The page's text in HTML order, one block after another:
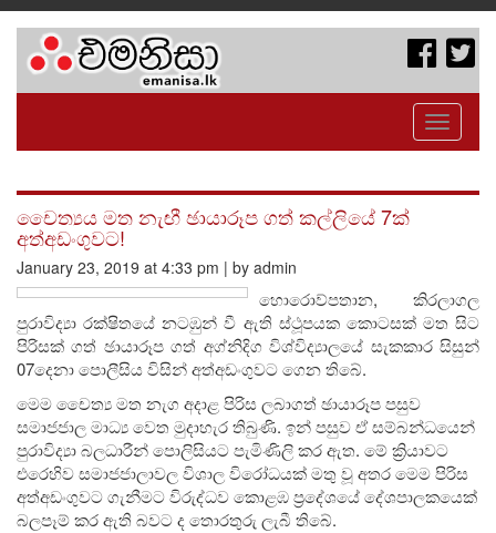
Toggle
චෛත්‍යය මත නැඟී ඡායාරූප ගත් කල්ලියේ 7ක්
අත්අඩංගුවට!
January 23, 2019 at 4:33 pm | by admin
හොරොව්පතාන, කිරලාගල
පුරාවිද්‍යා රක්ෂිතයේ නටඹුන් වී ඇති ස්ථූපයක කොටසක් මත සිට
පිරිසක් ගත් ඡායාරූප ගත් අග්නිදිග විශ්විද්‍යාලයේ සැකකාර සිසුන්
07දෙනා පොලීසිය විසින් අත්අඩංගුවට ගෙන තිබේ.
මෙම චෛත්‍ය මත නැග අදාළ පිරිස ලබාගත් ඡායාරූප පසුව
සමාජජාල මාධ්‍ය වෙත මුදාහැර තිබුණි. ඉන් පසුව ඒ සම්බන්ධයෙන්
පුරාවිද්‍යා බලධාරීන් පොලිසියට පැමිණිලි කර ඇත. මේ ක්‍රියාවට
එරෙහිව සමාජජාලාවල විශාල විරෝධයක් මතු වූ අතර මෙම පිරිස
අත්අඩංගුවට ගැනීමට විරුද්ධව කොළඹ ප්‍රදේශයේ දේශපාලකයෙක්
බලපෑම් කර ඇති බවට ද තොරතුරු ලැබී තිබේ.